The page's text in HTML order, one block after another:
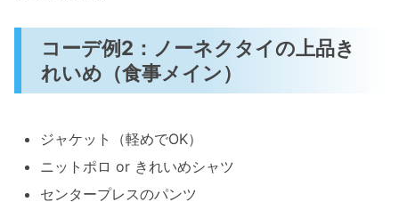
コーデ例2：ノーネクタイの上品き
れいめ（食事メイン）
ジャケット（軽めでOK）
ニットポロ or きれいめシャツ
センタープレスのパンツ